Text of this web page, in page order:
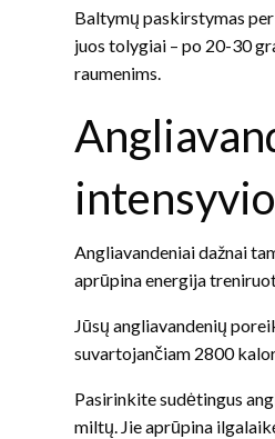
Baltymų paskirstymas
juos tolygiai – po 20-30
raumenims.
Angliavandeniai dažnai
aprūpina energija
Jūsų angliavandenių
suvartojančiam 2800
Pasirinkite sudėtingus
miltų. Jie aprūpina